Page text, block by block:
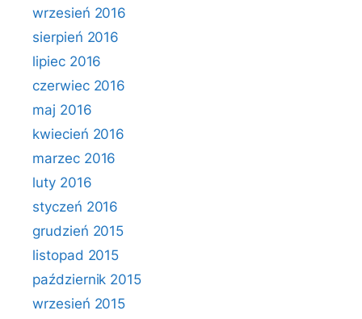
wrzesień 2016
sierpień 2016
lipiec 2016
czerwiec 2016
maj 2016
kwiecień 2016
marzec 2016
luty 2016
styczeń 2016
grudzień 2015
listopad 2015
październik 2015
wrzesień 2015